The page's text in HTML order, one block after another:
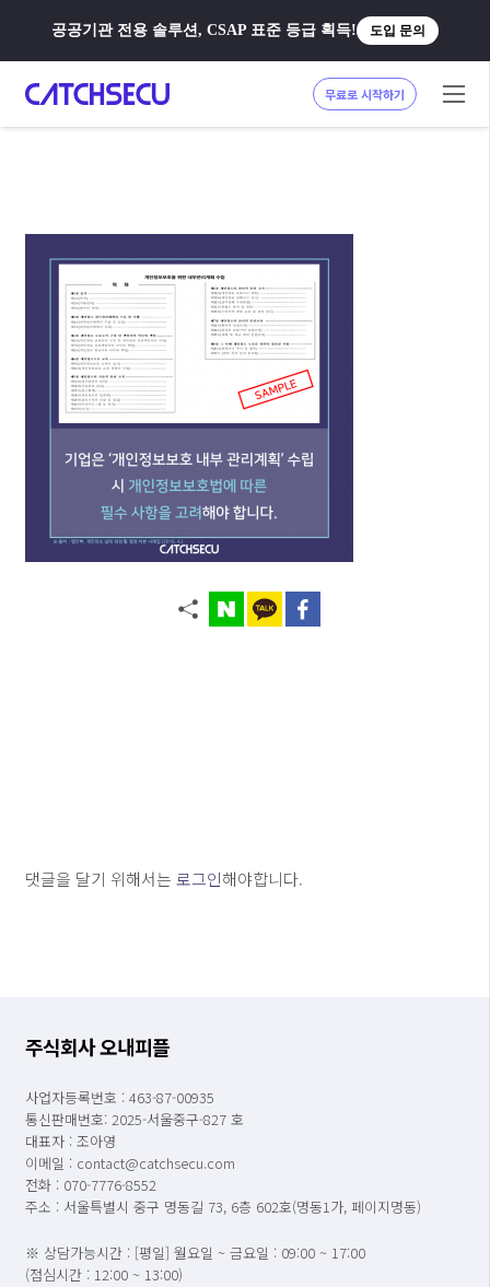
공공기관 전용 솔루션, CSAP 표준 등급 획득! 도입 문의
무료로 시작하기
댓글을 달기 위해서는 로그인해야합니다.
주식회사 오내피플
사업자등록번호 : 463-87-00935
통신판매번호: 2025-서울중구-827 호
대표자 : 조아영
이메일 : contact@catchsecu.com
전화 : 070-7776-8552
주소 : 서울특별시 중구 명동길 73, 6층 602호(명동1가, 페이지명동)
※ 상담가능시간 : [평일] 월요일 ~ 금요일 : 09:00 ~ 17:00
(점심시간 : 12:00 ~ 13:00)